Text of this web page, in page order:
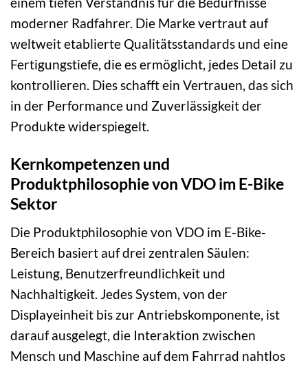
moderner Radfahrer. Die Marke vertraut auf
weltweit etablierte Qualitätsstandards und eine
Fertigungstiefe, die es ermöglicht, jedes Detail zu
kontrollieren. Dies schafft ein Vertrauen, das sich
in der Performance und Zuverlässigkeit der
Produkte widerspiegelt.
Kernkompetenzen und
Produktphilosophie von VDO im E-Bike
Sektor
Die Produktphilosophie von VDO im E-Bike-
Bereich basiert auf drei zentralen Säulen:
Leistung, Benutzerfreundlichkeit und
Nachhaltigkeit. Jedes System, von der
Displayeinheit bis zur Antriebskomponente, ist
darauf ausgelegt, die Interaktion zwischen
Mensch und Maschine auf dem Fahrrad nahtlos